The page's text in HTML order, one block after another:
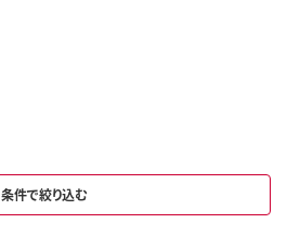
条件で絞り込む